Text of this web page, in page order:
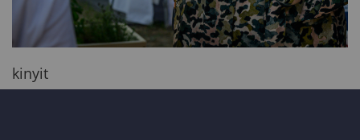
kinyit